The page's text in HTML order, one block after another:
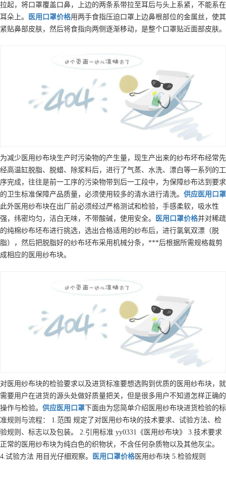
拉起，将口罩覆盖口鼻，上边的两条系带拉至耳后与头上系紧，不能系在
耳朵上。
医用口罩价格用两手食指压迫口罩上边鼻根部位的金属丝，使其
紧贴鼻部皮肤，然后将食指向两侧逐渐移动，是整个口罩贴近面部皮肤。
为减少医用纱布块生产时污染物的产生量，现生产出来的纱布坏布经常先
经高温缸脱脂、脱蜡、除浆料后，进行了气蒸、水洗、漂白等一系列的工
序完成，往往是前一工序的污染物带到后一工段中，为保障纱布达到要求
的卫生标准保障产品质量，必须使用较多的清水进行清洗。 供应 医用口罩
此外医用纱布块在出厂前必须经过严格测试和检验，手感柔软，吸水性
强，纬密均匀，洁白无味，不带酸碱，使用安全。
医用口罩价格并对稀疏
的纯棉纱布坯布进行挑选，选出合格适用的纱布后，进行氯氧双漂（脱
脂），然后把脱脂好的纱布坯布采用机械分条，***后根据所需规格裁剪
成相应的医用纱布块。
对医用纱布块的检验要求以及进货标准要想选购到优质的医用纱布块，就
需要用户在进货的源头处做好质量把关，但是很多用户不知道怎样正确的
操作与检验。 供应 医用口罩 下面由为您简单介绍医用纱布块进货检验的标
准规则与流程： 1.范围 规定了对医用纱布块的技术要求、试验方法、检
验规则、标志以及包装。 2.引用标准 yy0331《医用纱布块》 3.技术要求
正常的医用纱布块为纯白色的织物状，不含任何杂质物以及其他灰尘。
4.试验方法 用目光仔细观察。
医用口罩价格医用纱布块 5.检验规则